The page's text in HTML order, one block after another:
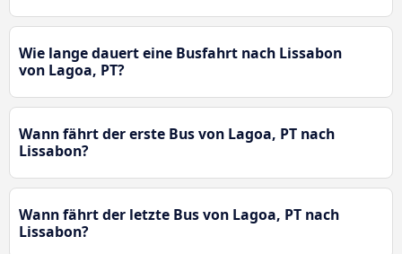
Wie lange dauert eine Busfahrt nach Lissabon
von Lagoa, PT?
Wann fährt der erste Bus von Lagoa, PT nach
Lissabon?
Wann fährt der letzte Bus von Lagoa, PT nach
Lissabon?